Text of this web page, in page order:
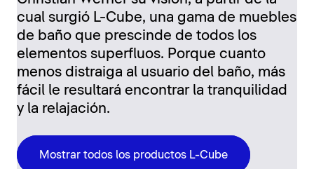
cual surgió L-Cube, una gama de muebles
de baño que prescinde de todos los
elementos superfluos. Porque cuanto
menos distraiga al usuario del baño, más
fácil le resultará encontrar la tranquilidad
y la relajación.
Mostrar todos los productos L-Cube